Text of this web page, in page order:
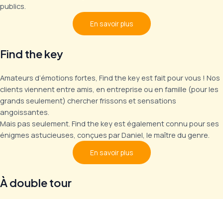
publics.
En savoir plus
Find the key
Amateurs d’émotions fortes, Find the key est fait pour vous ! Nos
clients viennent entre amis, en entreprise ou en famille (pour les
grands seulement) chercher frissons et sensations
angoissantes.
Mais pas seulement. Find the key est également connu pour ses
énigmes astucieuses, conçues par Daniel, le maître du genre.
En savoir plus
À double tour